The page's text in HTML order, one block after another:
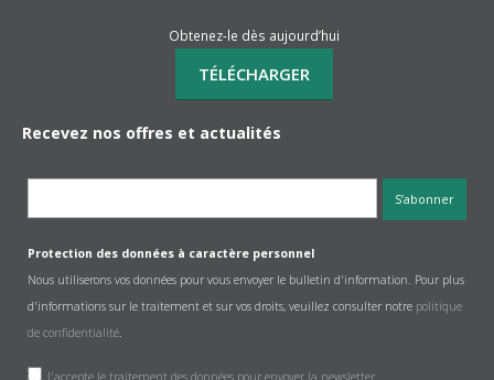
Recevez nos offres et actualités
Protection des données à caractère personnel
Nous utiliserons vos données pour vous envoyer le bulletin d'information. Pour plus
d'informations sur le traitement et sur vos droits, veuillez consulter notre politique
de confidentialité.
Obtenez-le dès aujourd’hui